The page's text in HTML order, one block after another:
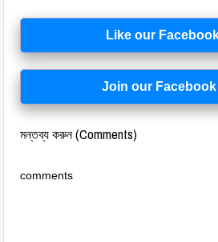
Like our
Join our
মন্তব্য করুন (Comments)
comments